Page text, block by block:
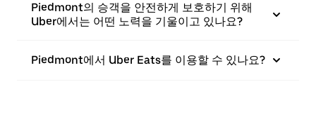
Piedmont의 승객을 안전하게 보호하기 위해
Uber에서는 어떤 노력을 기울이고 있나요?
Piedmont에서 Uber Eats를 이용할 수 있나요?